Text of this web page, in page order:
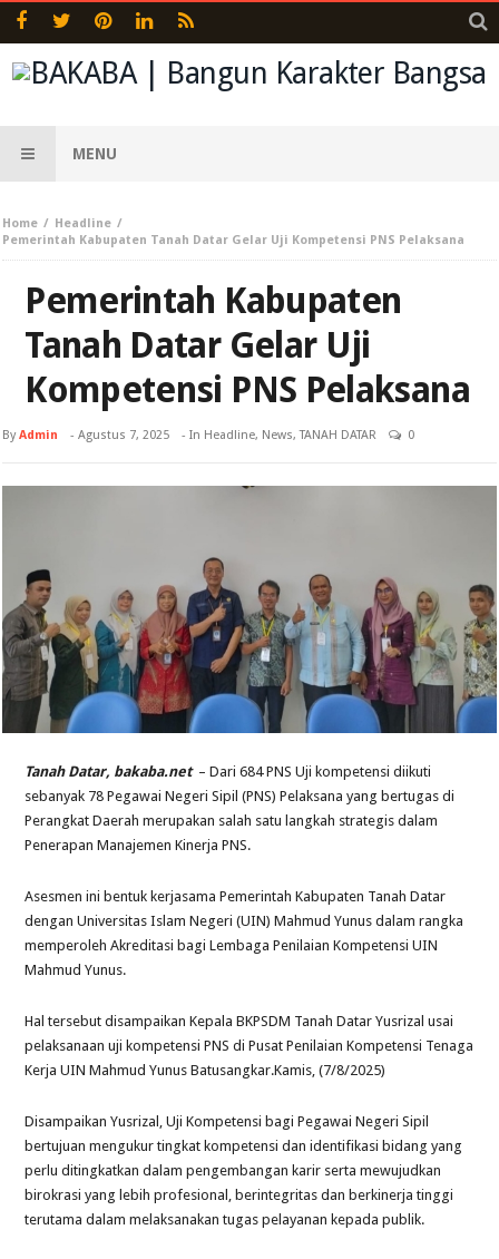
MENU
Home
Headline
Pemerintah Kabupaten Tanah Datar Gelar Uji Kompetensi PNS Pelaksana
Pemerintah Kabupaten
Tanah Datar Gelar Uji
Kompetensi PNS Pelaksana
ByAdmin -Agustus 7, 2025 - In Headline, News,TANAH DATAR 0
Tanah Datar, bakaba.net – Dari 684 PNS Uji kompetensi diikuti
sebanyak 78 Pegawai Negeri Sipil (PNS) Pelaksana yang bertugas di
Perangkat Daerah merupakan salah satu langkah strategis dalam
Penerapan Manajemen Kinerja PNS.
Asesmen ini bentuk kerjasama Pemerintah Kabupaten Tanah Datar
dengan Universitas Islam Negeri (UIN) Mahmud Yunus dalam rangka
memperoleh Akreditasi bagi Lembaga Penilaian Kompetensi UIN
Mahmud Yunus.
Hal tersebut disampaikan Kepala BKPSDM Tanah Datar Yusrizal usai
pelaksanaan uji kompetensi PNS di Pusat Penilaian Kompetensi Tenaga
Kerja UIN Mahmud Yunus Batusangkar.Kamis, (7/8/2025)
Disampaikan Yusrizal, Uji Kompetensi bagi Pegawai Negeri Sipil
bertujuan mengukur tingkat kompetensi dan identifikasi bidang yang
perlu ditingkatkan dalam pengembangan karir serta mewujudkan
birokrasi yang lebih profesional, berintegritas dan berkinerja tinggi
terutama dalam melaksanakan tugas pelayanan kepada publik.